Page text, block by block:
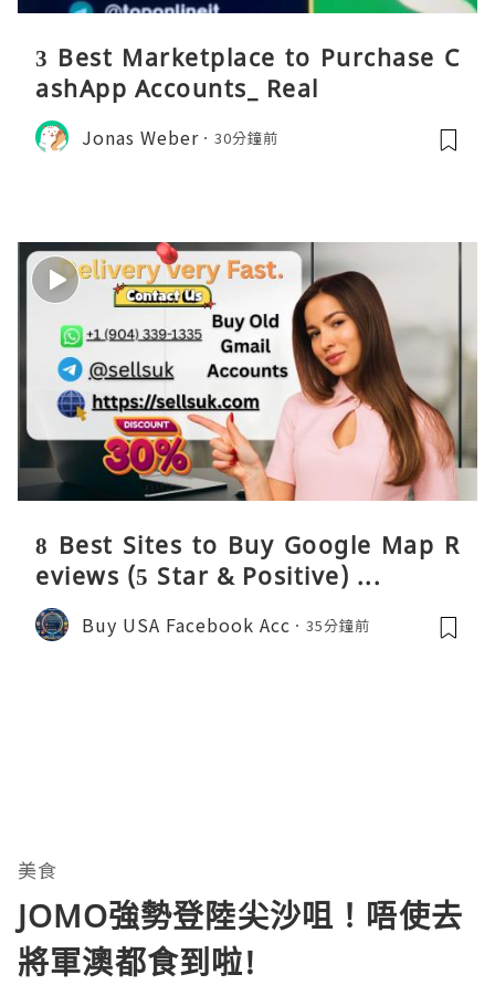
3 Best Marketplace to Purchase C
ashApp Accounts_ Real
Jonas Weber 30分鐘前
8 Best Sites to Buy Google Map R
eviews (5 Star & Positive) ...
Buy USA Facebook Acc 35分鐘前
美食
JOMO強勢登陸尖沙咀！唔使去
將軍澳都食到啦!